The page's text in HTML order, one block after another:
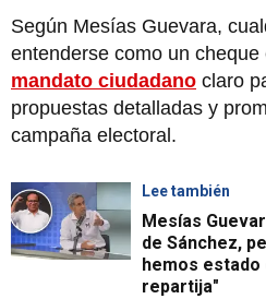
Según Mesías Guevara,
entenderse como un
mandato ciudadano claro
propuestas detalladas y
campaña electoral.
Lee también
Mesías
de Sánchez,
hemos
repartija"